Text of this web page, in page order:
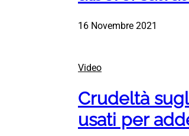
16 Novembre 2021
Video
Crudeltà
usati per